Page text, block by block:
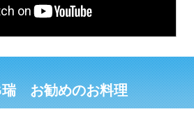
瑞 お勧めのお料理